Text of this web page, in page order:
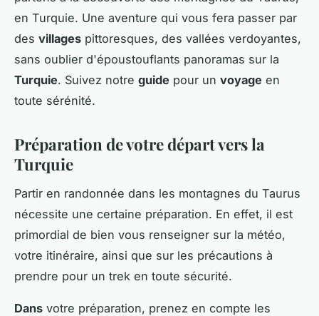
en Turquie. Une aventure qui vous fera passer par
des villages pittoresques, des vallées verdoyantes,
sans oublier d'époustouflants panoramas sur la
Turquie. Suivez notre guide pour un voyage en
toute sérénité.
Préparation de votre départ vers la
Turquie
Partir en randonnée dans les montagnes du Taurus
nécessite une certaine préparation. En effet, il est
primordial de bien vous renseigner sur la météo,
votre itinéraire, ainsi que sur les précautions à
prendre pour un trek en toute sécurité.
Dans votre préparation, prenez en compte les